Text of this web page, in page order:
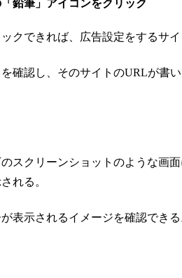
鉛筆」アイコンをクリック
クできれば、広告設定をするサ
確認し、そのサイトのURLが書
スクリーンショットのような画
れる。
表示されるイメージを確認でき